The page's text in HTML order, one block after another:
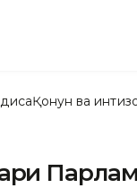
Қонун ва